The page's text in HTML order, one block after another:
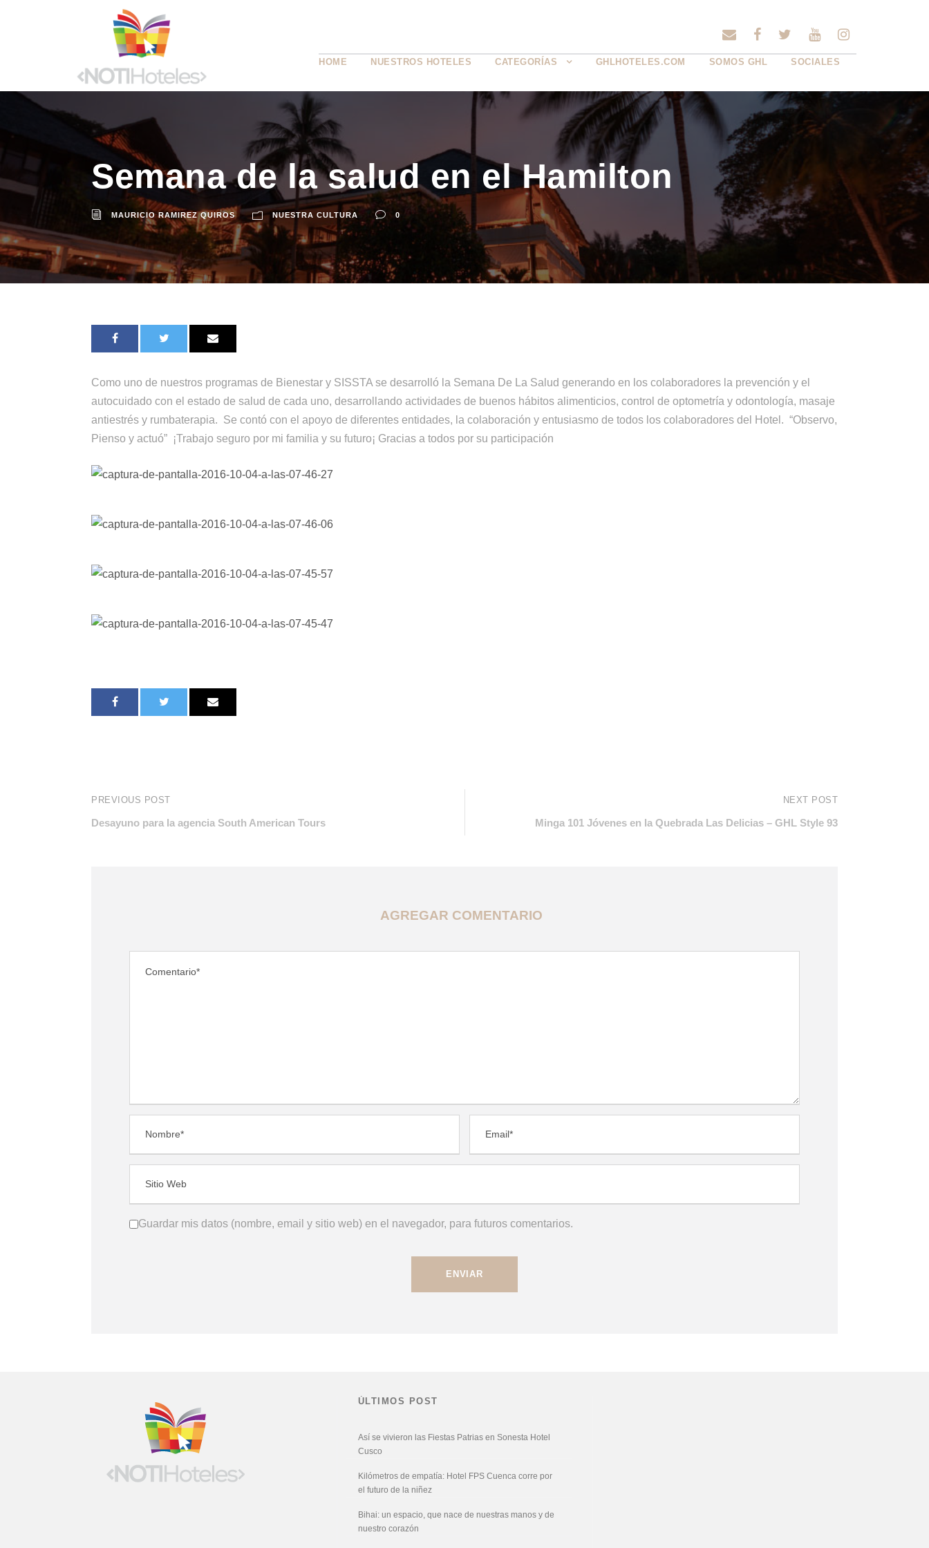
HOME NUESTROS HOTELES CATEGORÍAS GHLHOTELES.COM SOMOS GHL SOCIALES
Semana de la salud en el Hamilton
MAURICIO RAMIREZ QUIROS NUESTRA CULTURA 0
Como uno de nuestros programas de Bienestar y SISSTA se desarrolló la Semana De La Salud generando en los colaboradores la prevención y el
autocuidado con el estado de salud de cada uno, desarrollando actividades de buenos hábitos alimenticios, control de optometría y odontología, masaje
antiestrés y rumbaterapia. Se contó con el apoyo de diferentes entidades, la colaboración y entusiasmo de todos los colaboradores del Hotel. “Observo,
Pienso y actuó” ¡Trabajo seguro por mi familia y su futuro¡ Gracias a todos por su participación
PREVIOUS POST
Desayuno para la agencia South American Tours
NEXT POST
Minga 101 Jóvenes en la Quebrada Las Delicias – GHL Style 93
AGREGAR COMENTARIO
Guardar mis datos (nombre, email y sitio web) en el navegador, para futuros comentarios.
ÚLTIMOS POST
Así se vivieron las Fiestas Patrias en Sonesta Hotel
Cusco
Kilómetros de empatía: Hotel FPS Cuenca corre por
el futuro de la niñez
Bihai: un espacio, que nace de nuestras manos y de
nuestro corazón